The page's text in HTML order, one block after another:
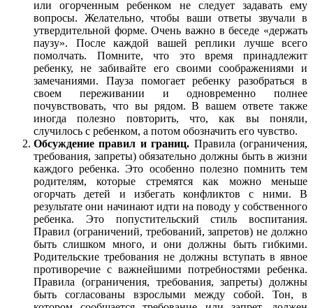
или огорченным ребенком не следует задавать ему
вопросы. Желательно, чтобы ваши ответы звучали в
утвердительной форме. Очень важно в беседе «держать
паузу». После каждой вашей реплики лучше всего
помолчать. Помните, что это время принадлежит
ребенку, не забивайте его своими соображениями и
замечаниями. Пауза помогает ребенку разобраться в
своем переживании и одновременно полнее
почувствовать, что вы рядом. В вашем ответе также
иногда полезно повторить, что, как вы поняли,
случилось с ребенком, а потом обозначить его чувство.
Обсуждение правил и границ. Правила (ограничения,
требования, запреты) обязательно должны быть в жизни
каждого ребенка. Это особенно полезно помнить тем
родителям, которые стремятся как можно меньше
огорчать детей и избегать конфликтов с ними. В
результате они начинают идти на поводу у собственного
ребенка. Это попустительский стиль воспитания.
Правил (ограничений, требований, запретов) не должно
быть слишком много, и они должны быть гибкими.
Родительские требования не должны вступать в явное
противоречие с важнейшими потребностями ребенка.
Правила (ограничения, требования, запреты) должны
быть согласованы взрослыми между собой. Тон, в